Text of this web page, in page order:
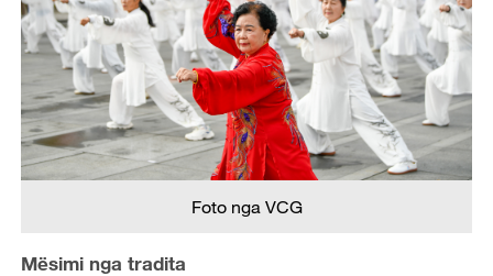
Foto nga VCG
Mësimi nga tradita